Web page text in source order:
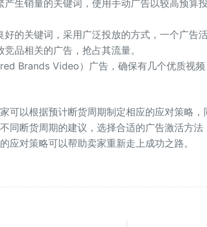
产生销量的关键词，使用手动广告以较高预算
好的关键词，采用广泛投放的方式，一个广告
品相关的广告，抢占其流量。
Brands Video）广告，确保有几个优质视
可以根据预计断货周期制定相应的应对策略，
同断货周期的建议，选择合适的广告激活方
应对策略可以帮助卖家重新走上成功之路。